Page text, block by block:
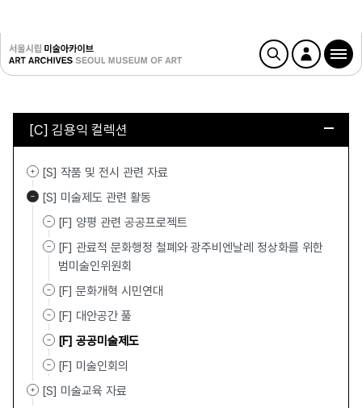
[C] 김용익 컬렉션
[S] 작품 및 전시 관련 자료
[S] 미술제도 관련 활동
[F] 양평 관련 공공프로젝트
[F] 관료적 문화행정 철폐와 광주비엔날레 정상화를 위한
범미술인위원회
[F] 문화개혁 시민연대
[F] 대안공간 풀
[F] 공공미술제도
[F] 미술인회의
[S] 미술교육 자료